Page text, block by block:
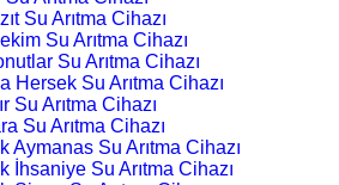
Su Arıtma Cihazı
Su Arıtma Cihazı
Su Arıtma Cihazı
Hersek Su Arıtma Cihazı
Su Arıtma Cihazı
Su Arıtma Cihazı
Aymanas Su Arıtma Cihazı
İhsaniye Su Arıtma Cihazı